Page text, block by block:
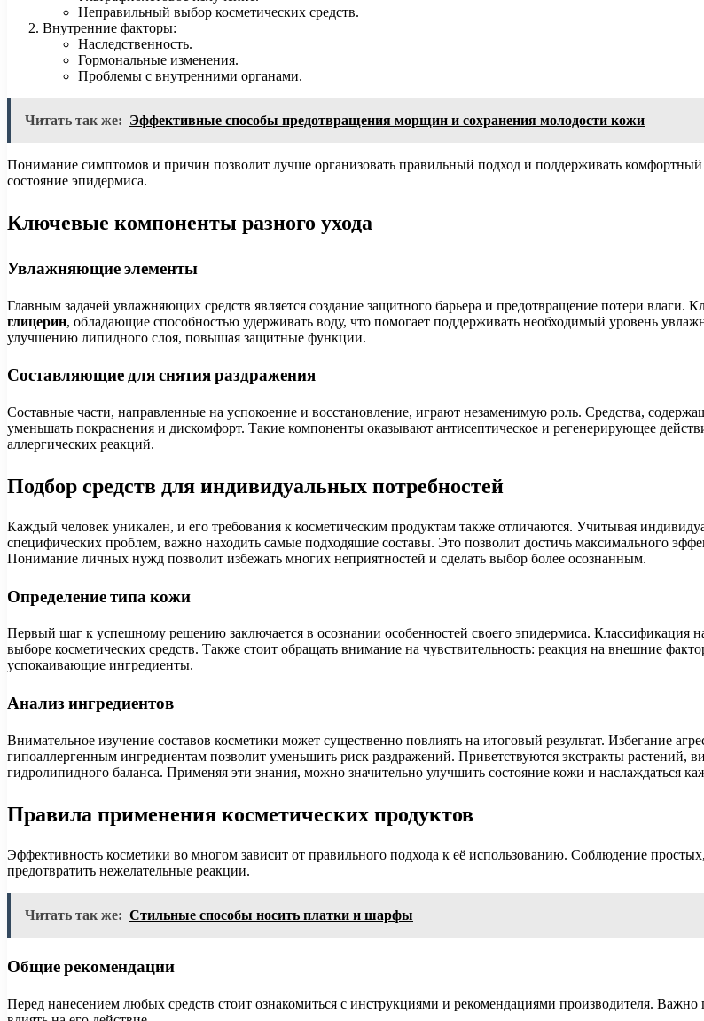
Неправильный выбор косметических средств.
Внутренние факторы:
Наследственность.
Гормональные изменения.
Проблемы с внутренними органами.
Читать так же: Эффективные способы предотвращения морщин и сохранения молодости кожи
Понимание симптомов и причин позволит лучше организовать правильный подход и поддерживать
состояние эпидермиса.
Ключевые компоненты разного ухода
Увлажняющие элементы
Главным задачей увлажняющих средств является создание защитного барьера и предотвращение потери влаги.
глицерин, обладающие способностью удерживать воду, что помогает поддерживать необходимый уровень
улучшению липидного слоя, повышая защитные функции.
Составляющие для снятия раздражения
Составные части, направленные на успокоение и восстановление, играют незаменимую роль. Средства,
уменьшать покраснения и дискомфорт. Такие компоненты оказывают антисептическое и регенерирующее
аллергических реакций.
Подбор средств для индивидуальных потребностей
Каждый человек уникален, и его требования к косметическим продуктам также отличаются. Учитывая
специфических проблем, важно находить самые подходящие составы. Это позволит достичь максимального
Понимание личных нужд позволит избежать многих неприятностей и сделать выбор более осознанным.
Определение типа кожи
Первый шаг к успешному решению заключается в осознании особенностей своего эпидермиса.
выборе косметических средств. Также стоит обращать внимание на чувствительность: реакция на внешние
успокаивающие ингредиенты.
Анализ ингредиентов
Внимательное изучение составов косметики может существенно повлиять на итоговый результат. Избегание
гипоаллергенным ингредиентам позволит уменьшить риск раздражений. Приветствуются экстракты
гидролипидного баланса. Применяя эти знания, можно значительно улучшить состояние кожи и наслаждаться
Правила применения косметических продуктов
Эффективность косметики во многом зависит от правильного подхода к её использованию. Соблюдение
предотвратить нежелательные реакции.
Читать так же: Стильные способы носить платки и шарфы
Общие рекомендации
Перед нанесением любых средств стоит ознакомиться с инструкциями и рекомендациями производителя.